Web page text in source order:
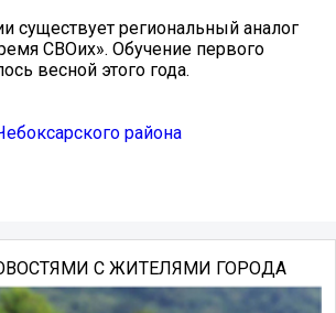
существует региональный аналог
СВОих». Обучение первого
весной этого года.
района
С ЖИТЕЛЯМИ ГОРОДА